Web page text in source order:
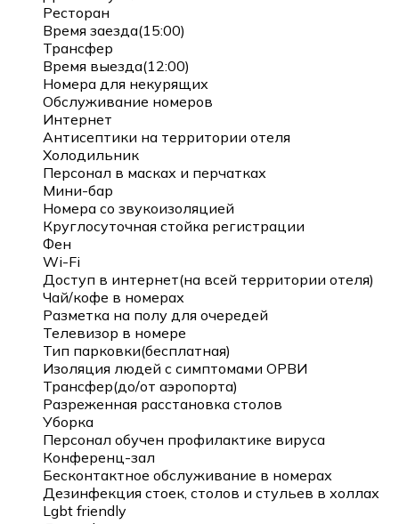
Ресторан
Время заезда(15:00)
Трансфер
Время выезда(12:00)
Номера для некурящих
Обслуживание номеров
Интернет
Антисептики на территории отеля
Холодильник
Персонал в масках и перчатках
Мини-бар
Номера со звукоизоляцией
Круглосуточная стойка регистрации
Фен
Wi-Fi
Доступ в интернет(на всей территории отеля)
Чай/кофе в номерах
Разметка на полу для очередей
Телевизор в номере
Тип парковки(бесплатная)
Изоляция людей с симптомами ОРВИ
Трансфер(до/от аэропорта)
Разреженная расстановка столов
Уборка
Персонал обучен профилактике вируса
Конференц-зал
Бесконтактное обслуживание в номерах
Дезинфекция стоек, столов и стульев в холлах
Lgbt friendly